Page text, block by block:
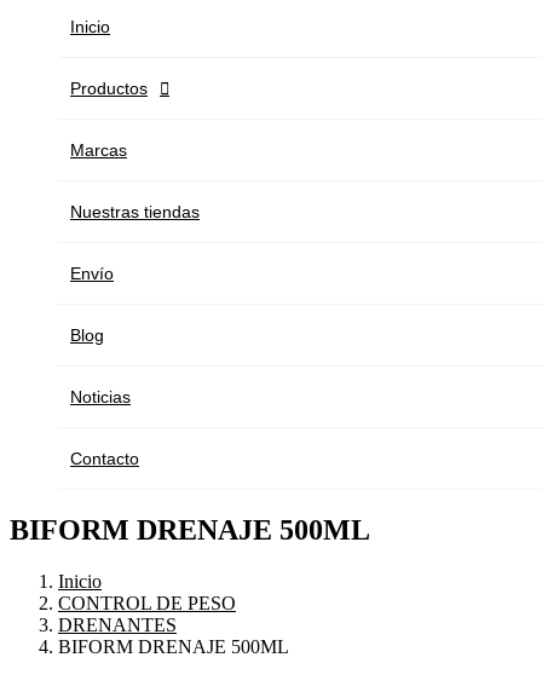
Inicio
Productos 
Marcas
Nuestras tiendas
Envío
Blog
Noticias
Contacto
BIFORM DRENAJE 500ML
Inicio
CONTROL DE PESO
DRENANTES
BIFORM DRENAJE 500ML